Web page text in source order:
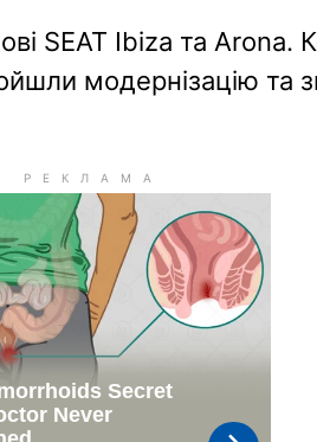
SEAT Ibiza та Arona.
модернізацію та